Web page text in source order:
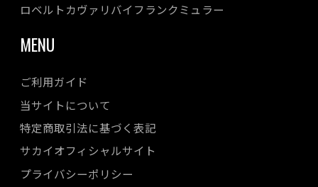
ロベルトカヴァリバイフランクミュラー
MENU
ご利用ガイド
当サイトについて
特定商取引法に基づく表記
サカイオフィシャルサイト
プライバシーポリシー